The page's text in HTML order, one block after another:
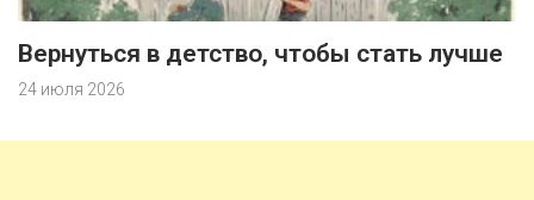
Вернуться в детство, чтобы стать лучше
24 июля 2026